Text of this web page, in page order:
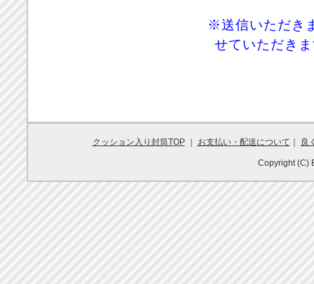
※送信いただき
せていただき
クッション入り封筒TOP｜ お支払い・配送について 良
Copyright (C)